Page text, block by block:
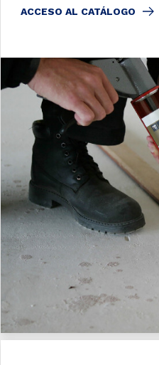
ACCESO AL CATÁLOGO